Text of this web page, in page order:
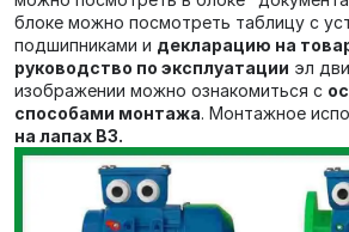
блоке можно посмотреть таблицу с
подшипниками и декларацию на
руководство по эксплуатации эл
изображении можно ознакомиться с
способами монтажа. Монтажное
на лапах В3.